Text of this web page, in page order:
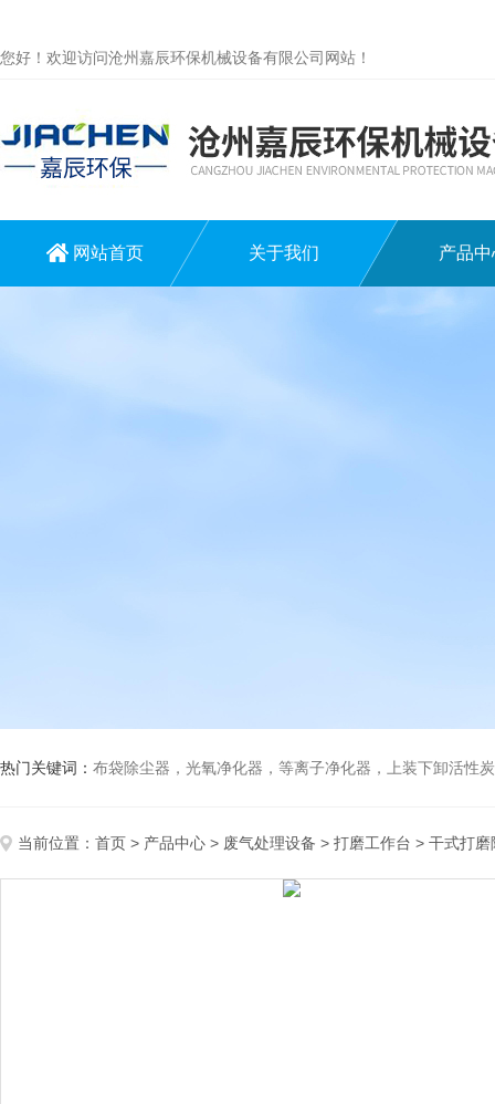
您好！欢迎访问沧州嘉辰环保机械设备有限公司网站！
网站首页 关于我们 产品中
热门关键词： 布袋除尘器，光氧净化器，等离子净化器，上装下卸活性炭吸附箱，打磨除尘
当前位置： 首页 > 产品中心 > 废气处理设备 > 打磨工作台 > 干式打磨